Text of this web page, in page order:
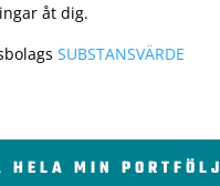
åt dig.
SUBSTANSVÄRDE
HELA MIN PORTFÖLJ